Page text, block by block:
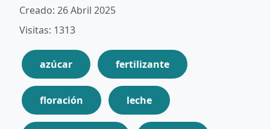
Creado: 26 Abril 2025
Visitas: 1313
azúcar fertilizante
floración leche